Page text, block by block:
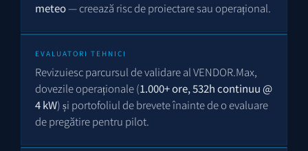
meteo— creează risc de proiectare sau operațional.
EVALUATORI TEHNICI
Revizuiesc parcursul de validare al VENDOR.Max,
dovezile operaționale (1.000+ ore, 532h continuu @
4 kW) și portofoliul de brevete înainte de o evaluare
de pregătire pentru pilot.